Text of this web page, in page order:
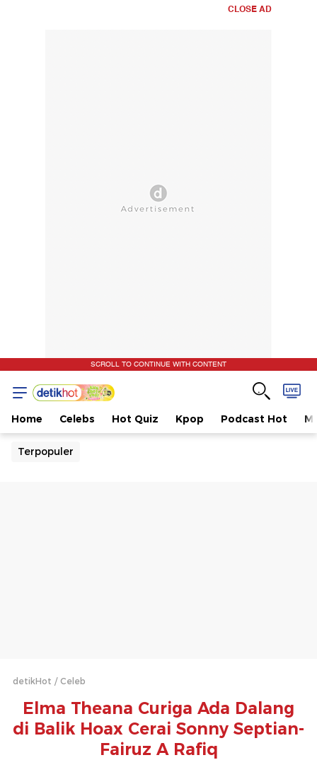
CLOSE AD
SCROLL TO CONTINUE WITH CONTENT
Home Celebs Hot Quiz Kpop Podcast Hot
Terpopuler
detikHot Celeb
Elma Theana Curiga Ada Dalang
di Balik Hoax Cerai Sonny Septian-
Fairuz A Rafiq